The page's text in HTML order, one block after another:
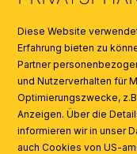
AI
Diese Website
Erfahrung bieten zu
Partner
und Nutzerverhalten für
Optimierungszwecke,
Anzeigen. Über die
informieren wir in unser
auch Cookies von US-